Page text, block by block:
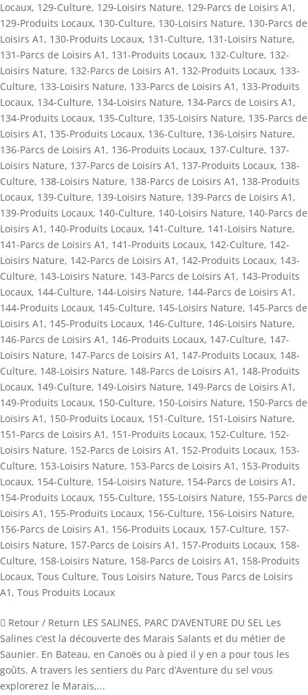
Locaux, 129-Culture, 129-Loisirs Nature, 129-Parcs de Loisirs A1 ,
129-Produits Locaux, 130-Culture, 130-Loisirs Nature, 130-Parcs de
Loisirs A1 , 130-Produits Locaux, 131-Culture, 131-Loisirs Nature,
131-Parcs de Loisirs A1 , 131-Produits Locaux, 132-Culture, 132-
Loisirs Nature, 132-Parcs de Loisirs A1 , 132-Produits Locaux, 133-
Culture, 133-Loisirs Nature, 133-Parcs de Loisirs A1 , 133-Produits
Locaux, 134-Culture, 134-Loisirs Nature, 134-Parcs de Loisirs A1 ,
134-Produits Locaux, 135-Culture, 135-Loisirs Nature, 135-Parcs de
Loisirs A1 , 135-Produits Locaux, 136-Culture, 136-Loisirs Nature,
136-Parcs de Loisirs A1 , 136-Produits Locaux, 137-Culture, 137-
Loisirs Nature, 137-Parcs de Loisirs A1 , 137-Produits Locaux, 138-
Culture, 138-Loisirs Nature, 138-Parcs de Loisirs A1 , 138-Produits
Locaux, 139-Culture, 139-Loisirs Nature, 139-Parcs de Loisirs A1 ,
139-Produits Locaux, 140-Culture, 140-Loisirs Nature, 140-Parcs de
Loisirs A1 , 140-Produits Locaux, 141-Culture, 141-Loisirs Nature,
141-Parcs de Loisirs A1 , 141-Produits Locaux, 142-Culture, 142-
Loisirs Nature, 142-Parcs de Loisirs A1 , 142-Produits Locaux, 143-
Culture, 143-Loisirs Nature, 143-Parcs de Loisirs A1 , 143-Produits
Locaux, 144-Culture, 144-Loisirs Nature, 144-Parcs de Loisirs A1 ,
144-Produits Locaux, 145-Culture, 145-Loisirs Nature, 145-Parcs de
Loisirs A1 , 145-Produits Locaux, 146-Culture, 146-Loisirs Nature,
146-Parcs de Loisirs A1 , 146-Produits Locaux, 147-Culture, 147-
Loisirs Nature, 147-Parcs de Loisirs A1 , 147-Produits Locaux, 148-
Culture, 148-Loisirs Nature, 148-Parcs de Loisirs A1 , 148-Produits
Locaux, 149-Culture, 149-Loisirs Nature, 149-Parcs de Loisirs A1 ,
149-Produits Locaux, 150-Culture, 150-Loisirs Nature, 150-Parcs de
Loisirs A1 , 150-Produits Locaux, 151-Culture, 151-Loisirs Nature,
151-Parcs de Loisirs A1 , 151-Produits Locaux, 152-Culture, 152-
Loisirs Nature, 152-Parcs de Loisirs A1 , 152-Produits Locaux, 153-
Culture, 153-Loisirs Nature, 153-Parcs de Loisirs A1 , 153-Produits
Locaux, 154-Culture, 154-Loisirs Nature, 154-Parcs de Loisirs A1 ,
154-Produits Locaux, 155-Culture, 155-Loisirs Nature, 155-Parcs de
Loisirs A1 , 155-Produits Locaux, 156-Culture, 156-Loisirs Nature,
156-Parcs de Loisirs A1 , 156-Produits Locaux, 157-Culture, 157-
Loisirs Nature, 157-Parcs de Loisirs A1 , 157-Produits Locaux, 158-
Culture, 158-Loisirs Nature, 158-Parcs de Loisirs A1 , 158-Produits
Locaux, Tous Culture, Tous Loisirs Nature, Tous Parcs de Loisirs
A1 , Tous Produits Locaux
 Retour / Return LES SALINES, PARC D’AVENTURE DU SEL Les
Salines c’est la découverte des Marais Salants et du métier de
Saunier. En Bateau, en Canoës ou à pied il y en a pour tous les
goûts. A travers les sentiers du Parc d’Aventure du sel vous
explorerez le Marais,...